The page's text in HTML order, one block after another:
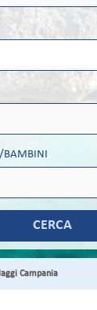
BAMBINI
CERCA
Campania